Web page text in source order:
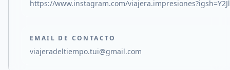
https://www.instagram.com/
EMAIL DE CONTACTO
viajeradeltiempo.tui@gmail.com